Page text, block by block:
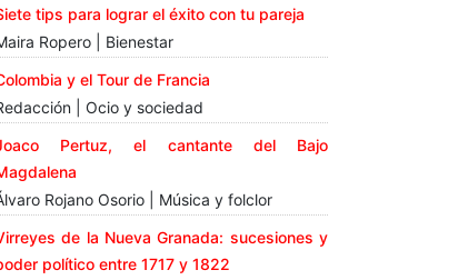
tips para lograr el éxito con tu pareja
Ropero | Bienestar
y el Tour de Francia
| Ocio y sociedad
Pertuz, el cantante del Bajo
Rojano Osorio | Música y folclor
de la Nueva Granada: sucesiones y
político entre 1717 y 1822